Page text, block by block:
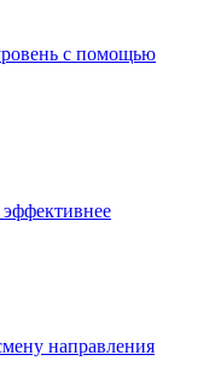
с помощью
направления